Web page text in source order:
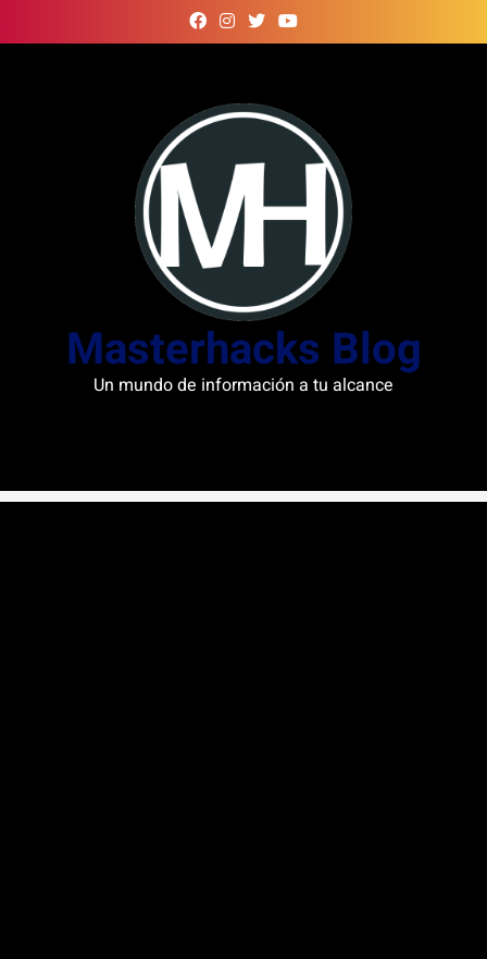
to
Masterhacks Blog
Un mundo de información a tu alcance